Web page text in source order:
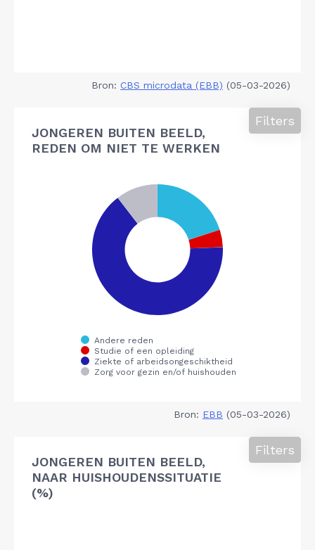
Bron: CBS microdata (EBB) (05-03-2026)
JONGEREN BUITEN BEELD,
REDEN OM NIET TE WERKEN
Filters
Bron: EBB (05-03-2026)
JONGEREN BUITEN BEELD,
NAAR HUISHOUDENSSITUATIE
(%)
Filters